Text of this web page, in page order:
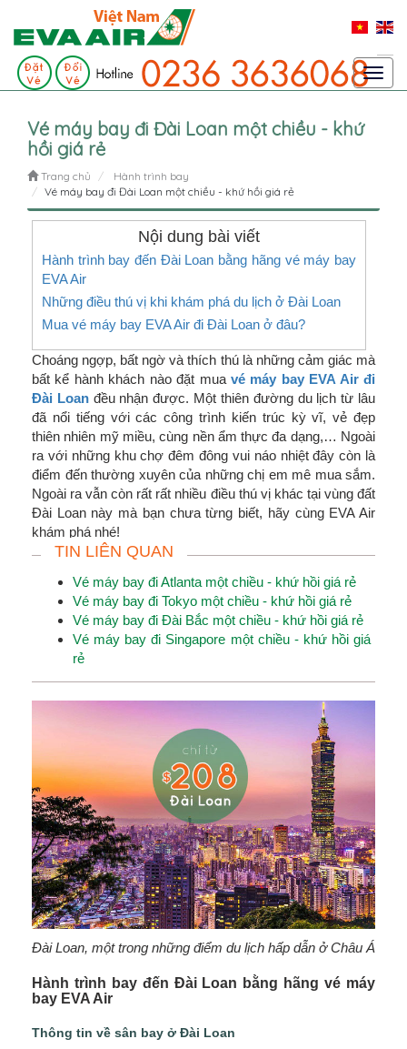
Vé máy bay đi Đài Loan một chiều - khứ
hồi giá rẻ
Trang chủ
Hành trình bay
Vé máy bay đi Đài Loan một chiều - khứ hồi giá rẻ
Nội dung bài viết
Hành trình bay đến Đài Loan bằng hãng vé máy bay
EVA Air
Những điều thú vị khi khám phá du lịch ở Đài Loan
Mua vé máy bay EVA Air đi Đài Loan ở đâu?
Choáng ngợp, bất ngờ và thích thú là những cảm giác mà
bất kể hành khách nào đặt mua vé máy bay EVA Air đi
Đài Loanđều nhận được. Một thiên đường du lịch từ lâu
đã nổi tiếng với các công trình kiến trúc kỳ vĩ, vẻ đẹp
thiên nhiên mỹ miều, cùng nền ẩm thực đa dạng,… Ngoài
ra với những khu chợ đêm đông vui náo nhiệt đây còn là
điểm đến thường xuyên của những chị em mê mua sắm.
Ngoài ra vẫn còn rất rất nhiều điều thú vị khác tại vùng đất
Đài Loan này mà bạn chưa từng biết, hãy cùng EVA Air
khám phá nhé!
TIN LIÊN QUAN
Vé máy bay đi Atlanta một chiều - khứ hồi giá rẻ
Vé máy bay đi Tokyo một chiều - khứ hồi giá rẻ
Vé máy bay đi Đài Bắc một chiều - khứ hồi giá rẻ
Vé máy bay đi Singapore một chiều - khứ hồi giá
rẻ
Đài Loan, một trong những điểm du lịch hấp dẫn ở Châu Á
Hành trình bay đến Đài Loan bằng hãng vé máy
bay EVA Air
Thông tin về sân bay ở Đài Loan